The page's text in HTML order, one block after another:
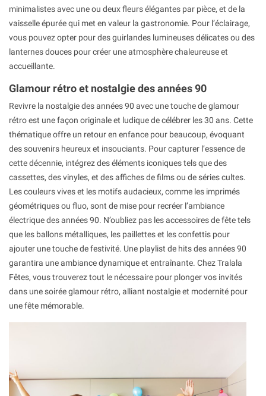
minimalistes avec une ou deux fleurs élégantes par pièce, et de la
vaisselle épurée qui met en valeur la gastronomie. Pour l’éclairage,
vous pouvez opter pour des guirlandes lumineuses délicates ou des
lanternes douces pour créer une atmosphère chaleureuse et
accueillante.
Glamour rétro et nostalgie des années 90
Revivre la nostalgie des années 90 avec une touche de glamour
rétro est une façon originale et ludique de célébrer les 30 ans. Cette
thématique offre un retour en enfance pour beaucoup, évoquant
des souvenirs heureux et insouciants. Pour capturer l’essence de
cette décennie, intégrez des éléments iconiques tels que des
cassettes, des vinyles, et des affiches de films ou de séries cultes.
Les couleurs vives et les motifs audacieux, comme les imprimés
géométriques ou fluo, sont de mise pour recréer l’ambiance
électrique des années 90. N’oubliez pas les accessoires de fête tels
que les ballons métalliques, les paillettes et les confettis pour
ajouter une touche de festivité. Une playlist de hits des années 90
garantira une ambiance dynamique et entraînante. Chez Tralala
Fêtes, vous trouverez tout le nécessaire pour plonger vos invités
dans une soirée glamour rétro, alliant nostalgie et modernité pour
une fête mémorable.